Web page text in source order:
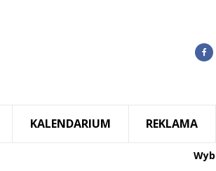
KALENDARIUM REKLAMA